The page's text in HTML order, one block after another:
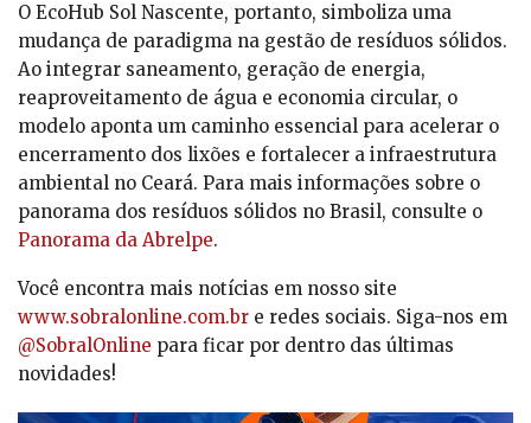
O EcoHub Sol Nascente, portanto, simboliza uma
mudança de paradigma na gestão de resíduos sólidos.
Ao integrar saneamento, geração de energia,
reaproveitamento de água e economia circular, o
modelo aponta um caminho essencial para acelerar o
encerramento dos lixões e fortalecer a infraestrutura
ambiental no Ceará. Para mais informações sobre o
panorama dos resíduos sólidos no Brasil, consulte o
Panorama da Abrelpe.
Você encontra mais notícias em nosso site
www.sobralonline.com.br e redes sociais. Siga-nos em
@SobralOnline para ficar por dentro das últimas
novidades!